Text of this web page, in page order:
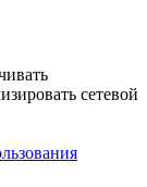
сетевой